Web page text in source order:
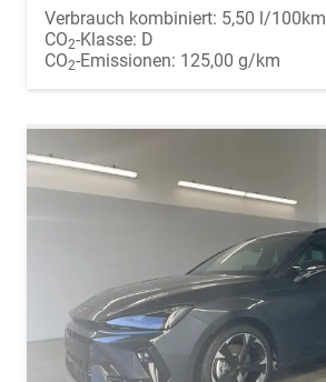
Verbrauch kombiniert: 5,50 l/100km
CO2-Klasse: D
CO2-Emissionen: 125,00 g/km